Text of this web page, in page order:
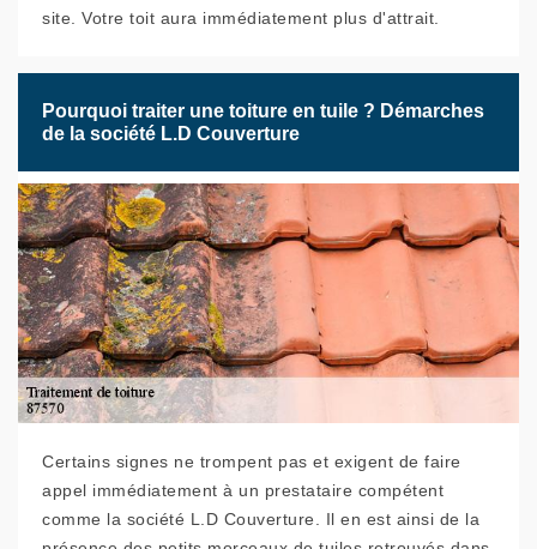
site. Votre toit aura immédiatement plus d'attrait.
Pourquoi traiter une toiture en tuile ? Démarches
de la société L.D Couverture
Certains signes ne trompent pas et exigent de faire
appel immédiatement à un prestataire compétent
comme la société L.D Couverture. Il en est ainsi de la